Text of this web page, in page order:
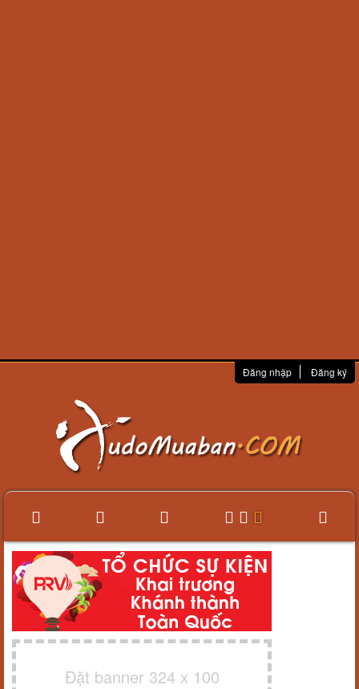
Đăng nhập Đăng ký
Đặt banner 324 x 100